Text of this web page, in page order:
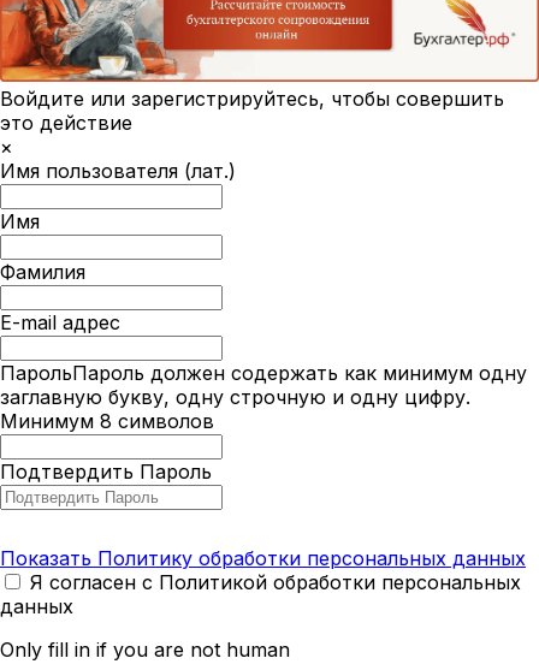
Войдите или зарегистрируйтесь, чтобы совершить
это действие
×
Имя пользователя (лат.)
Имя
Фамилия
E-mail адрес
ПарольПароль должен содержать как минимум одну
заглавную букву, одну строчную и одну цифру.
Минимум 8 символов
Подтвердить Пароль
Показать Политику обработки персональных данных
Я согласен с Политикой обработки персональных
данных
Only fill in if you are not human